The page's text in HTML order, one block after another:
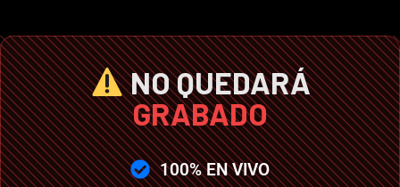
NO QUEDARÁ
GRABADO
100% EN VIVO